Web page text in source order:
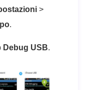
>
.
Debug USB.